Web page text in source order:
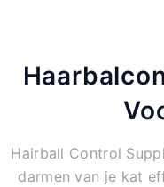
Hairball Control
darmen van je kat